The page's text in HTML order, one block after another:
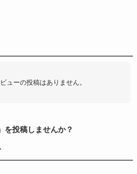
ューの投稿はありません。
を投稿しませんか？